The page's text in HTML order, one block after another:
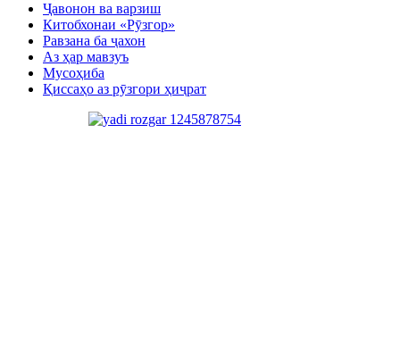
Ҷавонон ва варзиш
Китобхонаи «Рӯзгор»
Равзана ба ҷахон
Аз ҳар мавзуъ
Мусоҳиба
Қиссаҳо аз рӯзгори ҳиҷрат